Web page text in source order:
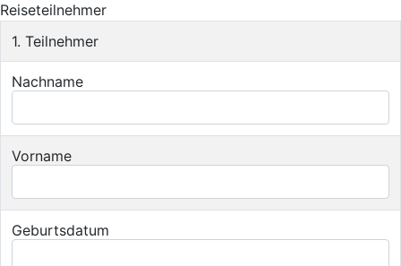
Reiseteilnehmer
1. Teilnehmer
Nachname
Vorname
Geburtsdatum